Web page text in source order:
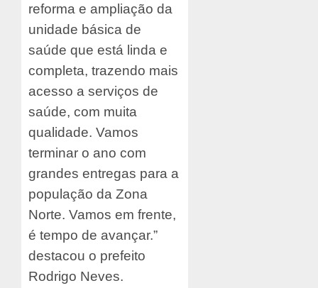
reforma e ampliação da
unidade básica de
saúde que está linda e
completa, trazendo mais
acesso a serviços de
saúde, com muita
qualidade. Vamos
terminar o ano com
grandes entregas para a
população da Zona
Norte. Vamos em frente,
é tempo de avançar.”
destacou o prefeito
Rodrigo Neves.